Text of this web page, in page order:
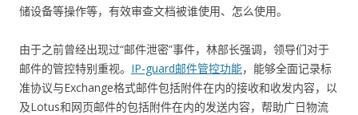
储设备等操作等，有效审查文档被谁使用、怎么使用。
由于之前曾经出现过“邮件泄密”事件，林部长强调，领导们对于
邮件的管控特别重视。 IP-guard邮件管控功能，能够全面记录标
准协议与Exchange格式邮件包括附件在内的接收和收发内容，以
及Lotus和网页邮件的包括附件在内的发送内容，帮助广日物流